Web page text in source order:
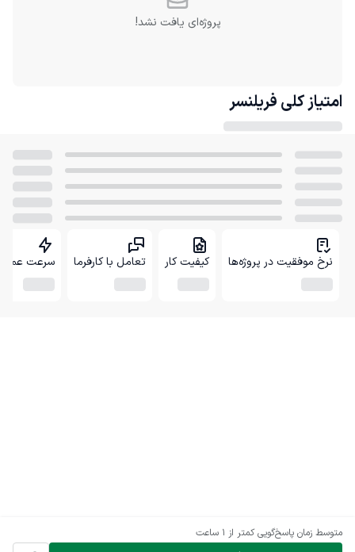
متوسط زمان پاسخ‌گویی کمتر از 1 ساعت
پروژه‌ای یافت نشد!
امتیاز کلی فریلنسر
نرخ موفقیت در پروژه‌ها کیفیت کار تعامل با کارفرما سرعت عمل